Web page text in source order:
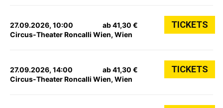
27.09.2026, 10:00
Circus-Theater Roncalli Wien, Wien
ab 41,30 € TICKETS
27.09.2026, 14:00
Circus-Theater Roncalli Wien, Wien
ab 41,30 € TICKETS